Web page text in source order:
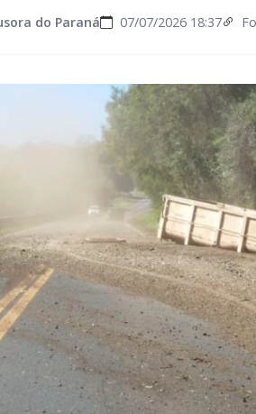
do Paraná 07/07/2026 18:37